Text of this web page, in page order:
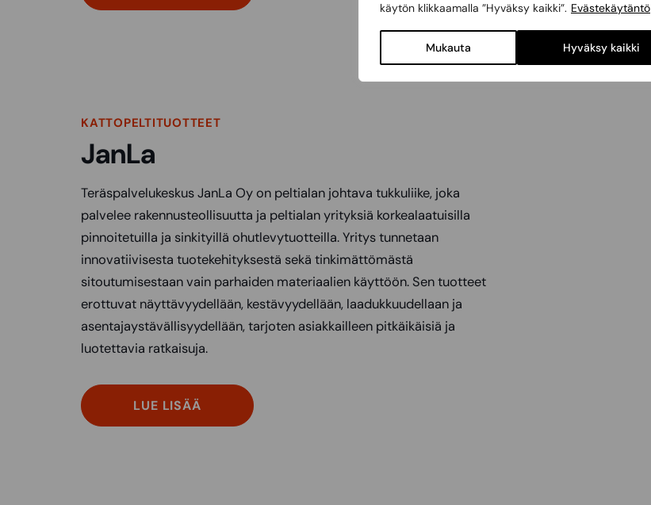
käytön klikkaamalla ”Hyväksy kaikki”. Evästekäytäntö
Mukauta Hyväksy kaikki
KATTOPELTITUOTTEET
JanLa
Teräspalvelukeskus JanLa Oy on peltialan johtava tukkuliike, joka
palvelee rakennusteollisuutta ja peltialan yrityksiä korkealaatuisilla
pinnoitetuilla ja sinkityillä ohutlevytuotteilla. Yritys tunnetaan
innovatiivisesta tuotekehityksestä sekä tinkimättömästä
sitoutumisestaan vain parhaiden materiaalien käyttöön. Sen tuotteet
erottuvat näyttävyydellään, kestävyydellään, laadukkuudellaan ja
asentajaystävällisyydellään, tarjoten asiakkailleen pitkäikäisiä ja
luotettavia ratkaisuja.
LUE LISÄÄ